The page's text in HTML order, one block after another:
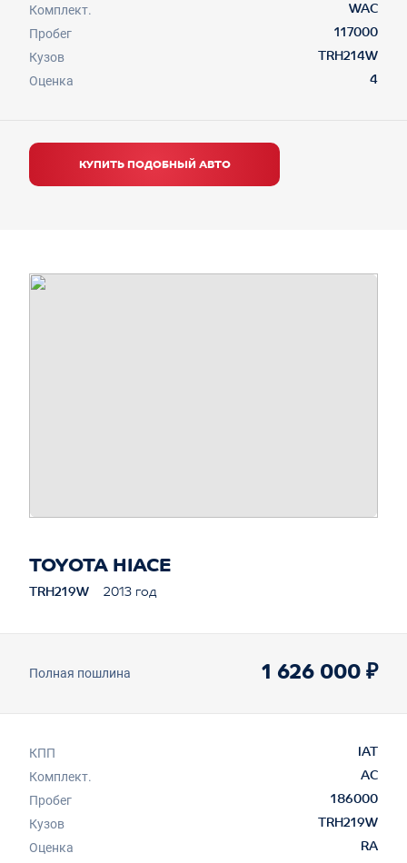
Комплект. WAC
Пробег 117000
Кузов TRH214W
Оценка 4
КУПИТЬ ПОДОБНЫЙ АВТО
TOYOTA HIACE
TRH219W 2013 год
Полная пошлина 1 626 000 ₽
КПП IAT
Комплект. AC
Пробег 186000
Кузов TRH219W
Оценка RA